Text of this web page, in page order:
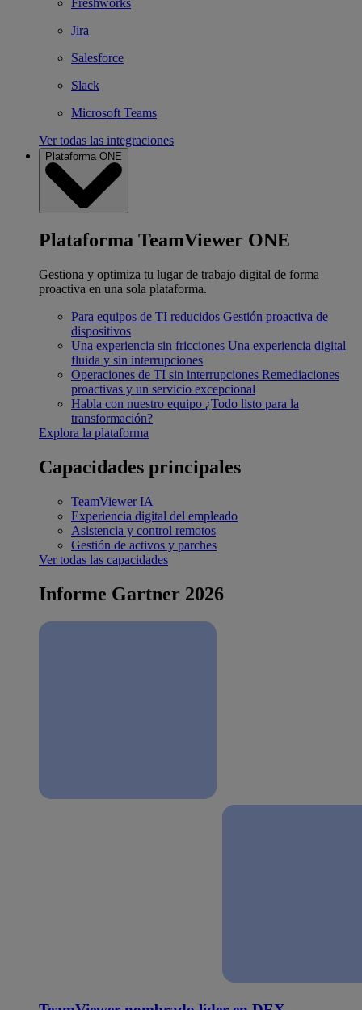
Freshworks
Jira
Salesforce
Slack
Microsoft Teams
Ver todas las integraciones
Plataforma ONE
Plataforma TeamViewer ONE
Gestiona y optimiza tu lugar de trabajo digital de forma
proactiva en una sola plataforma.
Para equipos de TI reducidos Gestión proactiva de
dispositivos
Una experiencia sin fricciones Una experiencia digital
fluida y sin interrupciones
Operaciones de TI sin interrupciones Remediaciones
proactivas y un servicio excepcional
Habla con nuestro equipo ¿Todo listo para la
transformación?
Explora la plataforma
Capacidades principales
TeamViewer IA
Experiencia digital del empleado
Asistencia y control remotos
Gestión de activos y parches
Ver todas las capacidades
Informe Gartner 2026